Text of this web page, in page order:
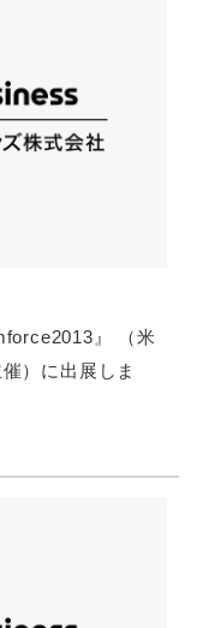
』 （米
）に出展しま